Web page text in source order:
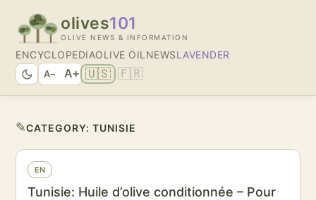
olives101
OLIVE NEWS & INFORMATION
ENCYCLOPEDIAOLIVE OIL NEWSLAVENDER
A− A+ 🇺🇸 🇫🇷
✎CATEGORY: TUNISIE
EN
Tunisie: Huile d’olive conditionnée – Pour